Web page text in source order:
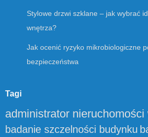
Stylowe drzwi szklane – jak wybrać
wnętrza?
Jak ocenić ryzyko mikrobiologiczne
bezpieczeństwa
Tagi
administrator
badanie szczelności budynku